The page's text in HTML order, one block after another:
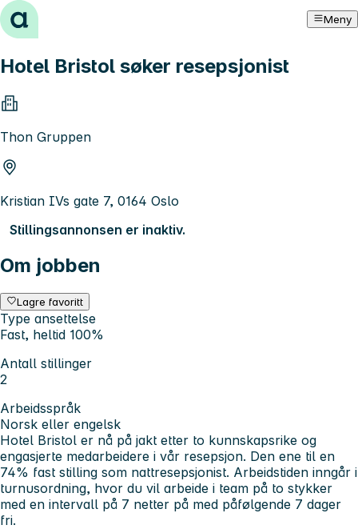
Hopp til innhold Meny
Hotel Bristol søker resepsjonist
Thon Gruppen
Kristian IVs gate 7, 0164 Oslo
Stillingsannonsen er inaktiv.
Om jobben
Lagre favoritt
Type ansettelse
Fast, heltid 100%
Antall stillinger
2
Arbeidsspråk
Norsk eller engelsk
Hotel Bristol er nå på jakt etter to kunnskapsrike og
engasjerte medarbeidere i vår resepsjon. Den ene til en
74% fast stilling som nattresepsjonist. Arbeidstiden inngår i
turnusordning, hvor du vil arbeide i team på to stykker
med en intervall på 7 netter på med påfølgende 7 dager
fri.